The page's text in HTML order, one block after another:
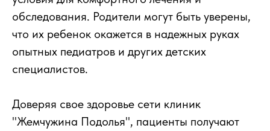
обследования. Родители могут быть уверены,
что их ребенок окажется в надежных руках
опытных педиатров и других детских
специалистов.
Доверяя свое здоровье сети клиник
"Жемчужина Подолья", пациенты получают